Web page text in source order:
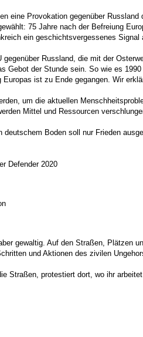
eine Provokation gegenüber
75 Jahre nach der Befreiung
ein geschichtsvergessenes
Russland, die mit der
der Stunde sein. So wie es
ist zu Ende gegangen. Wir
um die aktuellen
Mittel und Ressourcen
Boden soll nur Frieden
Defender 2020
gewaltig. Auf den Straßen, Plätzen
und Aktionen des zivilen
Straßen, protestiert dort, wo ihr